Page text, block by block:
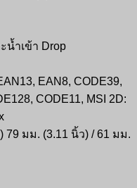
น้ำเข้า Drop
EAN8, CODE39,
CODE11, MSI 2D:
มม. (3.11 นิ้ว) / 61 มม.